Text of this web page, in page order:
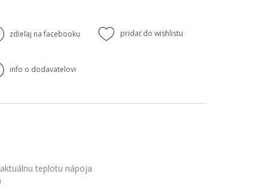
zdieľaj na facebooku pridať do wishlistu
info o dodavatelovi
teplotu nápoja